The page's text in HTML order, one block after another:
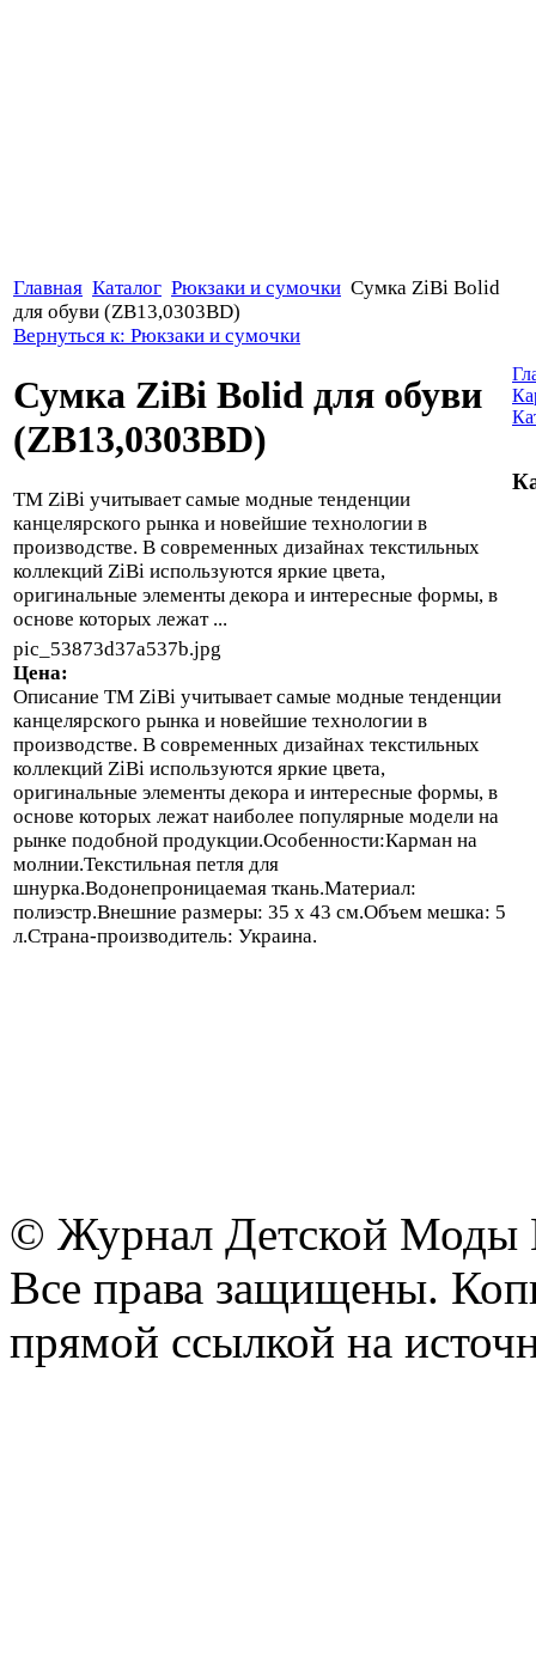
Главная Каталог Рюкзаки и сумочки Сумка ZiBi Bolid
для обуви (ZB13,0303BD)
Вернуться к: Рюкзаки и сумочки
Сумка ZiBi Bolid для обуви
(ZB13,0303BD)
ТМ ZiBi учитывает самые модные тенденции
канцелярского рынка и новейшие технологии в
производстве. В современных дизайнах текстильных
коллекций ZiBi используются яркие цвета,
оригинальные элементы декора и интересные формы, в
основе которых лежат ...
pic_53873d37a537b.jpg
Цена:
Описание ТМ ZiBi учитывает самые модные тенденции
канцелярского рынка и новейшие технологии в
производстве. В современных дизайнах текстильных
коллекций ZiBi используются яркие цвета,
оригинальные элементы декора и интересные формы, в
основе которых лежат наиболее популярные модели на
рынке подобной продукции.Особенности:Карман на
молнии.Текстильная петля для
шнурка.Водонепроницаемая ткань.Материал:
полиэстр.Внешние размеры: 35 х 43 см.Объем мешка: 5
л.Страна-производитель: Украина.
© Журнал Детской Моды
Все права защищены.
прямой ссылкой на